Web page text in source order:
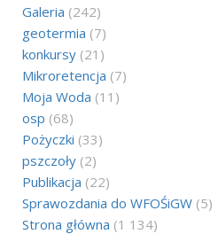
Galeria (242)
geotermia (7)
konkursy (21)
Mikroretencja (7)
Moja Woda (11)
osp (68)
Pożyczki (33)
pszczoły (2)
Publikacja (22)
Sprawozdania do WFOŚiGW (5)
Strona główna (1 134)